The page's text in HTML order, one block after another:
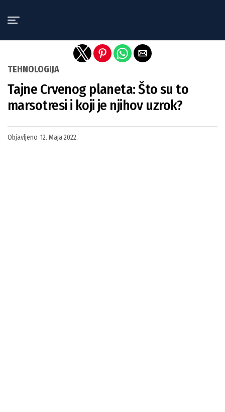
TEHNOLOGIJA
Tajne Crvenog planeta: Što su to
marsotresi i koji je njihov uzrok?
Objavljeno 12. Maja 2022.